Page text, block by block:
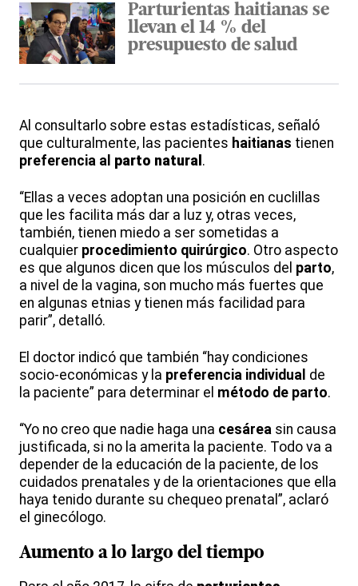
Parturientas haitianas se
llevan el 14 % del
presupuesto de salud
Al consultarlo sobre estas estadísticas, señaló
que culturalmente, las pacientes haitianas tienen
preferencia al parto natural .
“Ellas a veces adoptan una posición en cuclillas
que les facilita más dar a luz y, otras veces,
también, tienen miedo a ser sometidas a
cualquier procedimiento quirúrgico. Otro aspecto
es que algunos dicen que los músculos del parto,
a nivel de la vagina, son mucho más fuertes que
en algunas etnias y tienen más facilidad para
parir”, detalló.
El doctor indicó que también “hay condiciones
socio-económicas y la preferencia individual de
la paciente” para determinar el método de parto.
“Yo no creo que nadie haga una cesárea sin causa
justificada, si no la amerita la paciente. Todo va a
depender de la educación de la paciente, de los
cuidados prenatales y de la orientaciones que ella
haya tenido durante su chequeo prenatal”, aclaró
el ginecólogo.
Aumento a lo largo del tiempo